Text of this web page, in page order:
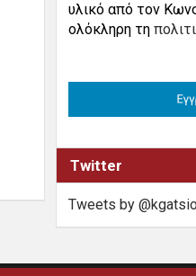
υλικό από τον
ολόκληρη τη
Twitter
Tweets by